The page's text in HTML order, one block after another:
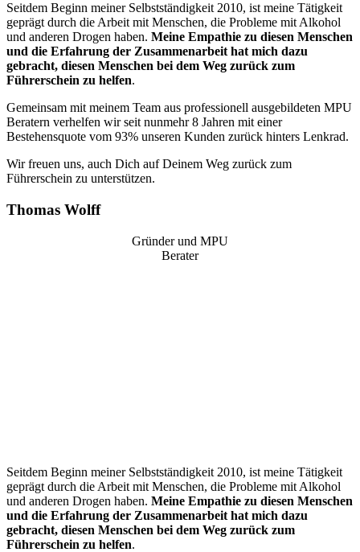
Seitdem Beginn meiner Selbstständigkeit 2010, ist meine Tätigkeit
geprägt durch die Arbeit mit Menschen, die Probleme mit Alkohol
und anderen Drogen haben. Meine Empathie zu diesen Menschen
und die Erfahrung der Zusammenarbeit hat mich dazu
gebracht, diesen Menschen bei dem Weg zurück zum
Führerschein zu helfen.
Gemeinsam mit meinem Team aus professionell ausgebildeten MPU
Beratern verhelfen wir seit nunmehr 8 Jahren mit einer
Bestehensquote vom 93% unseren Kunden zurück hinters Lenkrad.
Wir freuen uns, auch Dich auf Deinem Weg zurück zum
Führerschein zu unterstützen.
Thomas Wolff
Gründer und MPU
Berater
Seitdem Beginn meiner Selbstständigkeit 2010, ist meine Tätigkeit
geprägt durch die Arbeit mit Menschen, die Probleme mit Alkohol
und anderen Drogen haben. Meine Empathie zu diesen Menschen
und die Erfahrung der Zusammenarbeit hat mich dazu
gebracht, diesen Menschen bei dem Weg zurück zum
Führerschein zu helfen.